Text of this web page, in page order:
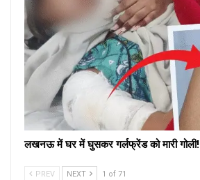
लखनऊ में घर में घुसकर गर्लफ्रेंड को मारी गोली!
PREV NEXT 1 of 71